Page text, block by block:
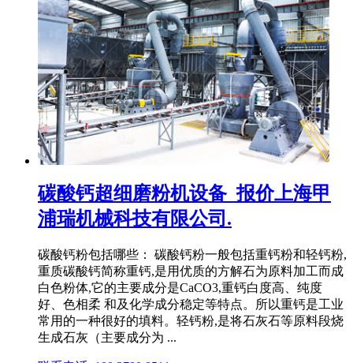
碳酸钙超细磨粉机设备_报价上海甲
浦瑞机械科技有限公司.
碳酸钙粉包括哪些： 碳酸钙粉一般包括重钙粉和轻钙粉,
重质碳酸钙简称重钙,是用优质的方解石为原料加工而成
白色粉体,它的主要成分是CaCO3,重钙白度高、纯度
好、色相柔 和及化学成分稳定等特点。所以重钙是工业
常用的一种很好的填料。轻钙粉,是将石灰石等原料段烧
生成石灰（主要成分为 ...